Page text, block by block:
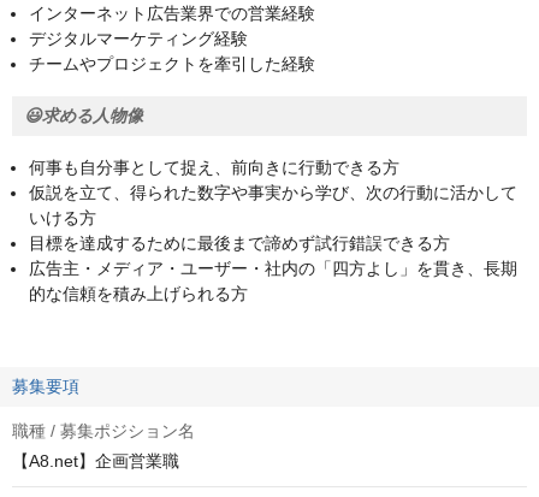
インターネット広告業界での営業経験
デジタルマーケティング経験
チームやプロジェクトを牽引した経験
😃求める人物像
何事も自分事として捉え、前向きに行動できる方
仮説を立て、得られた数字や事実から学び、次の行動に活かして
いける方
目標を達成するために最後まで諦めず試行錯誤できる方
広告主・メディア・ユーザー・社内の「四方よし」を貫き、長期
的な信頼を積み上げられる方
募集要項
職種 / 募集ポジション名
【A8.net】企画営業職